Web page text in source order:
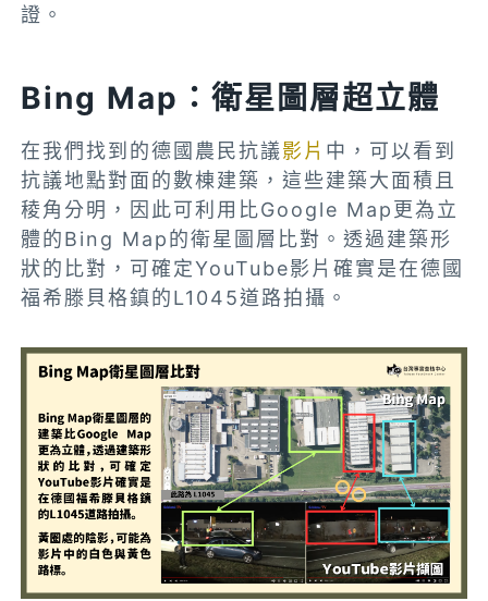
證。
Bing Map：衛星圖層超立體
在我們找到的德國農民抗議影片 中，可以看到
抗議地點對面的數棟建築，這些建築大面積且
稜角分明，因此可利用比Google Map更為立
體的Bing Map的衛星圖層比對。透過建築形
狀的比對，可確定YouTube影片確實是在德國
福希滕貝格鎮的L1045道路拍攝。